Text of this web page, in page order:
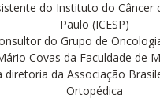
do Instituto do Câncer
Paulo (ICESP)
do Grupo de
Covas da Faculdade de
diretoria da Associação
Ortopédica